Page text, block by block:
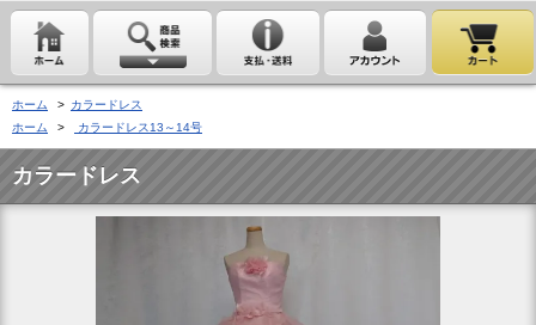
ホーム > カラードレス
ホーム
> カラードレス13～14号
カラードレス